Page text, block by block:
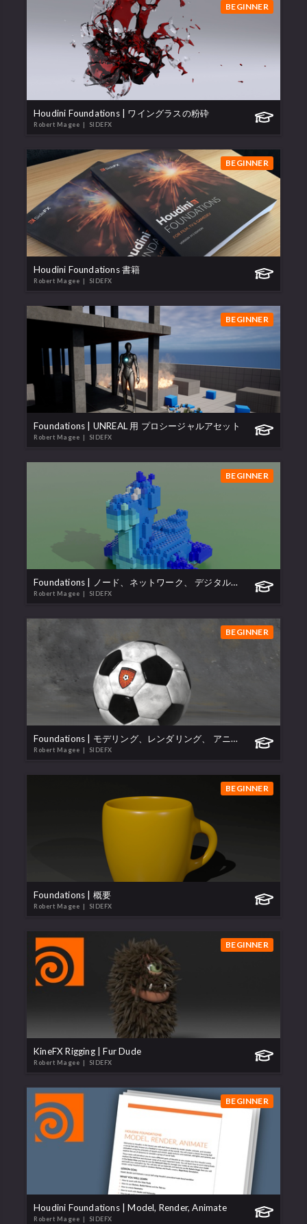
BEGINNER
Houdini Foundations | ワイングラスの粉砕
Robert Magee | SIDEFX
BEGINNER
Houdini Foundations 書籍
Robert Magee | SIDEFX
BEGINNER
Foundations | UNREAL 用 プロシージャルアセット
Robert Magee | SIDEFX
BEGINNER
Foundations | ノード、ネットワーク、 デジタルアセット
Robert Magee | SIDEFX
BEGINNER
Foundations | モデリング、レンダリング、 アニメーション
Robert Magee | SIDEFX
BEGINNER
Foundations | 概要
Robert Magee | SIDEFX
BEGINNER
KineFX Rigging | Fur Dude
Robert Magee | SIDEFX
BEGINNER
Houdini Foundations | Model, Render, Animate
Robert Magee | SIDEFX